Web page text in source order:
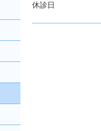
休診日